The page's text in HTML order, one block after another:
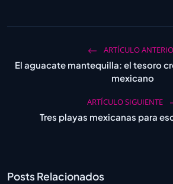
ARTÍCULO
El aguacate mantequilla: el tesoro
mexicano
ARTÍCULO SIGUIENTE
Tres playas mexicanas para
Posts Relacionados